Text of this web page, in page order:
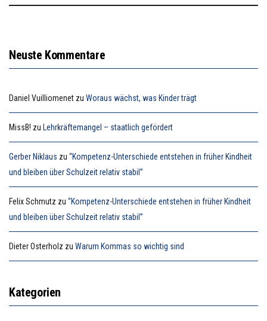
Neuste Kommentare
Daniel Vuilliomenet zu Woraus wächst, was Kinder trägt
MissB! zu Lehrkräftemangel – staatlich gefördert
Gerber Niklaus zu “Kompetenz-Unterschiede entstehen in früher Kindheit
und bleiben über Schulzeit relativ stabil”
Felix Schmutz zu “Kompetenz-Unterschiede entstehen in früher Kindheit
und bleiben über Schulzeit relativ stabil”
Dieter Osterholz zu Warum Kommas so wichtig sind
Kategorien